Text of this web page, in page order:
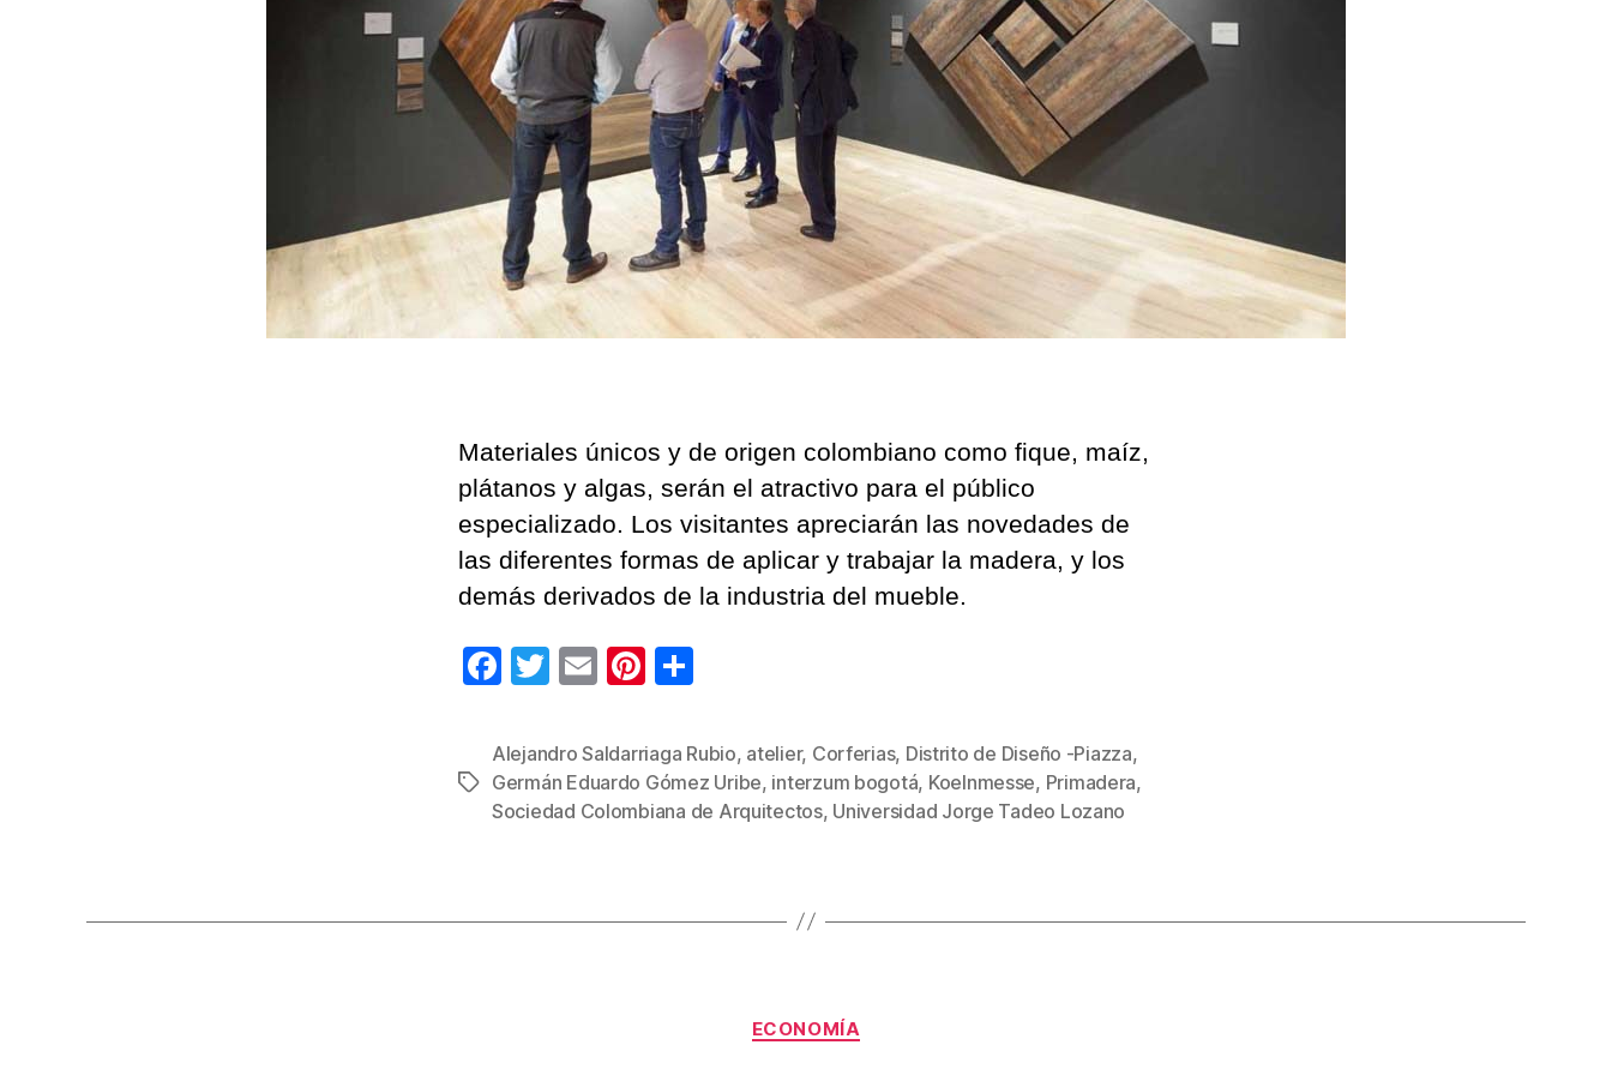
Materiales únicos y de origen colombiano como fique, maíz,
plátanos y algas, serán el atractivo para el público
especializado. Los visitantes apreciarán las novedades de
las diferentes formas de aplicar y trabajar la madera, y los
demás derivados de la industria del mueble.
F
c
e
b
k
T
tt
er
E
ail
Pi
er
e
st
m
p
ar
Etiquetas
Alejandro Saldarriaga Rubio, atelier, Corferias, Distrito de Diseño -Piazza,
Germán Eduardo Gómez Uribe, interzum bogotá, Koelnmesse, Primadera,
Sociedad Colombiana de Arquitectos, Universidad Jorge Tadeo Lozano
Categorías
ECONOMÍA